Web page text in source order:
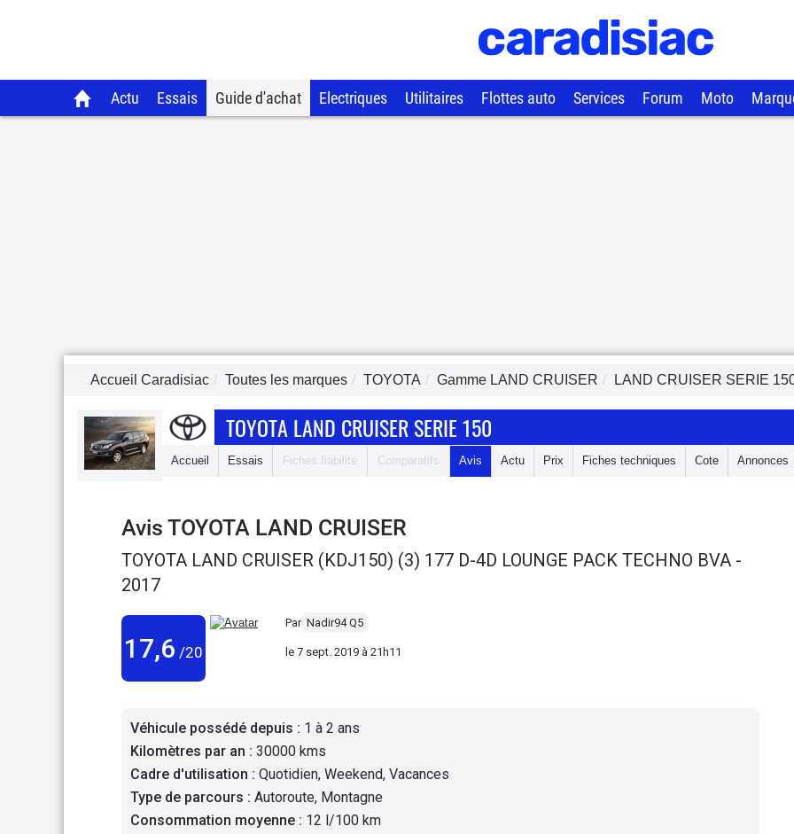
Actu Essais Guide d'achat Electriques Utilitaires Flottes auto Services Forum Moto
Accueil Caradisiac Toutes les marques TOYOTA Gamme LAND CRUISER LAND CRUISER SERIE
TOYOTA LAND CRUISER SERIE 150
Accueil Essais Fiches fiabilité Comparatifs Avis Actu Prix Fiches techniques Cote Annonces
Avis TOYOTA LAND CRUISER
TOYOTA LAND CRUISER (KDJ150) (3) 177 D-4D LOUNGE PACK TECHNO BVA -
2017
17,6 /20
Par Nadir94 Q5
le 7 sept. 2019 à 21h11
Véhicule possédé depuis : 1 à 2 ans
Kilomètres par an : 30000 kms
Cadre d'utilisation : Quotidien, Weekend, Vacances
Type de parcours : Autoroute, Montagne
Consommation moyenne : 12 l/100 km